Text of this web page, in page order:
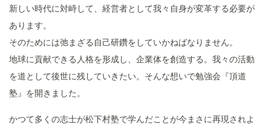
新しい時代に対峙して、経営者として我々自身が変革する必要が
あります。
そのためには弛まざる自己研鑽をしていかねばなりません。
地球に貢献できる人格を形成し、企業体を創造する。我々の活動
を道として後世に残していきたい。そんな想いで勉強会『頂道
塾』を開きました。
かつて多くの志士が松下村塾で学んだことが今まさに再現されよ